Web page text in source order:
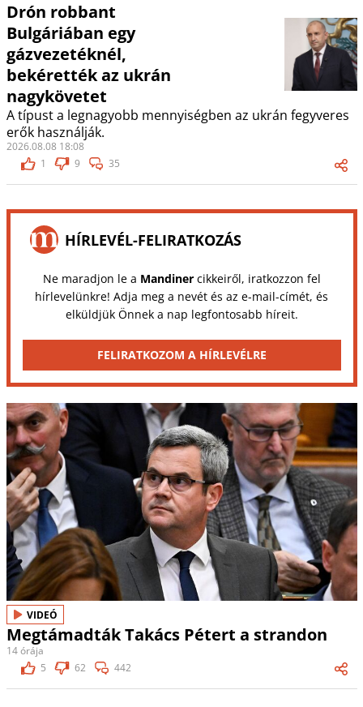
Drón robbant
Bulgáriában egy
gázvezetéknél,
bekérették az ukrán
nagykövetet
A típust a legnagyobb mennyiségben az ukrán fegyveres
erők használják.
2026.08.08 18:08
1
9 35
HÍRLEVÉL-FELIRATKOZÁS
Ne maradjon le a Mandinercikkeiről, iratkozzon fel
hírlevelünkre! Adja meg a nevét és az e-mail-címét, és
elküldjük Önnek a nap legfontosabb híreit.
FELIRATKOZOM A HÍRLEVÉLRE
VIDEÓ
Megtámadták Takács Pétert a strandon
14 órája
5
62 442